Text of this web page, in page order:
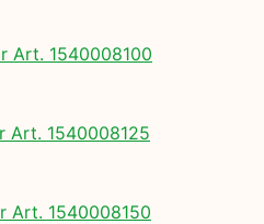
1540008100
1540008125
1540008150